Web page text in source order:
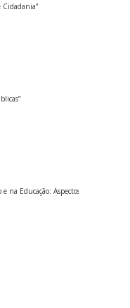
Cidadania”
na Educação: Aspectos Mitológicos,